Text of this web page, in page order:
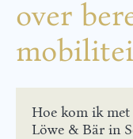
over
Hoe kom ik
Löwe & Bär in